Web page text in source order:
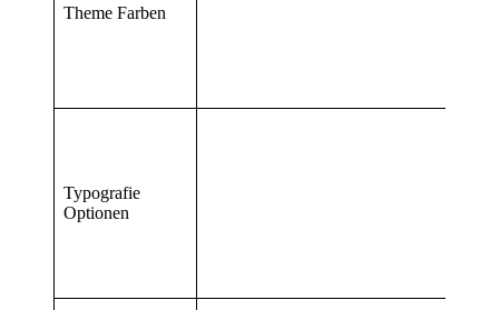
Theme Farben
Typografie
Optionen